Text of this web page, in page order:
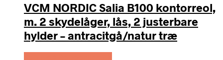
VCM NORDIC Salia B100 kontorreol,
m. 2 skydelåger, lås, 2 justerbare
hylder – antracitgå/natur træ